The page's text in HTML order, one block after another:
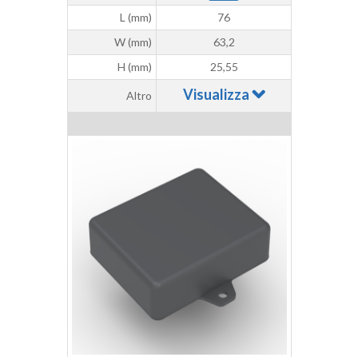
L (mm)
76
W (mm)
63,2
H (mm)
25,55
Altro Visualizza